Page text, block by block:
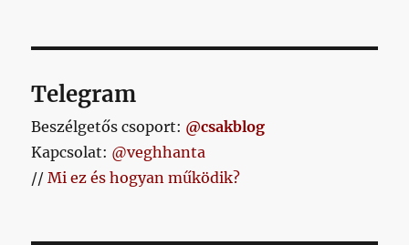
Telegram
Beszélgetős csoport: @csakblog
Kapcsolat: @veghhanta
//Mi ez és hogyan működik?